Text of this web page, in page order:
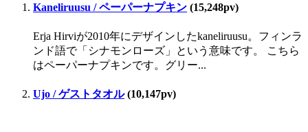
Kaneliruusu / ペーパーナプキン (15,248pv)
Erja Hirviが2010年にデザインしたkaneliruusu。フィンラ
ンド語で「シナモンローズ」という意味です。 こちら
はペーパーナプキンです。グリー...
Ujo / ゲストタオル(10,147pv)